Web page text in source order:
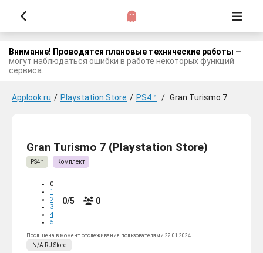
Внимание! Проводятся плановые технические работы —
могут наблюдаться ошибки в работе некоторых функций
сервиса.
Applook.ru / Playstation Store / PS4™ / Gran Turismo 7
Gran Turismo 7 (Playstation Store)
PS4™ Комплект
0
1
2
3
4
5
0/5 0
Посл. цена в момент отслеживания пользователями 22.01.2024
N/A RU Store